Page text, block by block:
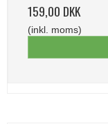
159,00 DKK
(inkl. moms)